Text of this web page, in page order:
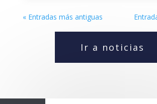
« Entradas más antiguas
Ir a noticias